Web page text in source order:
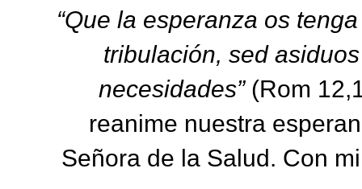
“Que la esperanza os
tribulación, sed
necesidades” (Rom
reanime nuestra
Señora de la Salud. Con